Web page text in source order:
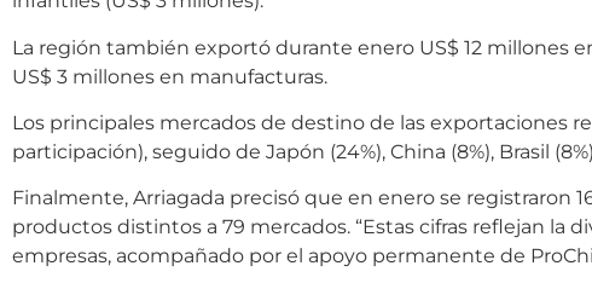
La región también exportó durante enero US$ 12 millones
US$ 3 millones en manufacturas.
Los principales mercados de destino de las exportaciones
participación), seguido de Japón (24%), China (8%), Brasil
Finalmente, Arriagada precisó que en enero se registraron
productos distintos a 79 mercados. “Estas cifras reflejan la
empresas, acompañado por el apoyo permanente de